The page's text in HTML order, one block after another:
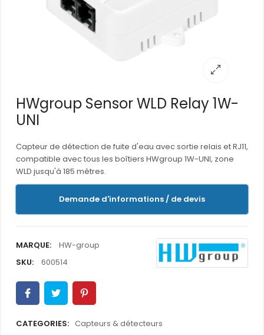
HWgroup Sensor WLD Relay 1W-
UNI
Capteur de détection de fuite d'eau avec sortie relais et RJ11,
compatible avec tous les boîtiers HWgroup 1W-UNI, zone
WLD jusqu'à 185 mètres.
Demande d'informations / de devis
MARQUE:
HW-group
SKU:
600514
CATEGORIES: Capteurs & détecteurs